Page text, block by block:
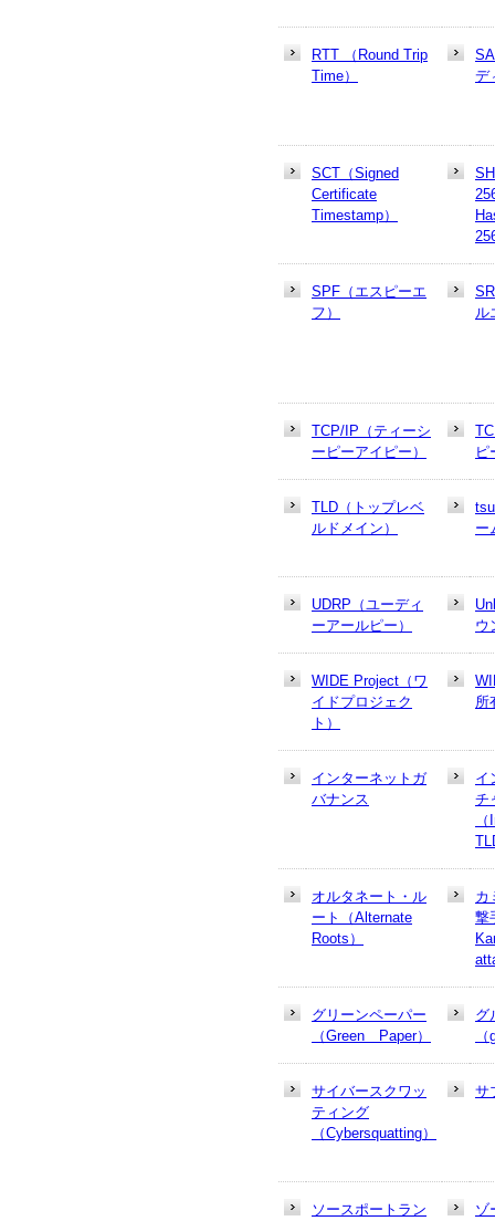
RTT （Round Trip
Time）
デ
SCT（Signed
Certificate
Timestamp）
SPF（エスピーエ
フ）
ル
TCP/IP（ティーシ
ーピーアイピー）
ピ
TLD（トップレベ
ルドメイン）
ー
UDRP（ユーディ
ーアールピー）
ウ
WIDE Project（ワ
イドプロジェク
ト）
所
インターネットガ
バナンス
イ
チ
オルタネート・ル
ート（Alternate
Roots）
カ
撃
グリーンペーパー
（Green Paper）
グ
サイバースクワッ
ティング
（Cybersquatting）
サ
ソースポートラン
ゾ